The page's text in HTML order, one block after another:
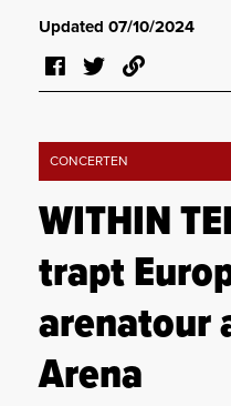
Updated 07/10/2024
CONCERTEN
WITHIN
trapt
arenatour
Arena